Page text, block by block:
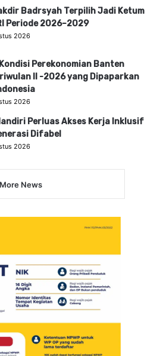
Badrsyah Terpilih Jadi Ketum
Periode 2026–2029
2026
Perekonomian Banten
II -2026 yang Dipaparkan
2026
Perluas Akses Kerja Inklusif
Difabel
2026
More News